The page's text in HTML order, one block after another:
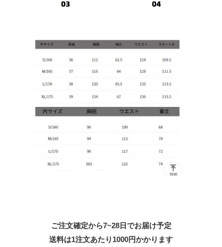
ご注文確定から7~28日でお届け予定
送料は1注文あたり 1000円かかります